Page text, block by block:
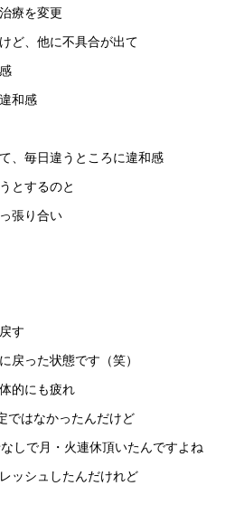
療を変更
ど、他に不具合が出て
和感
、毎日違うところに違和感
とするのと
張り合い
す
戻った状態です（笑）
的にも疲れ
ではなかったんだけど
しで月・火連休頂いたんですよね
ッシュしたんだけれど